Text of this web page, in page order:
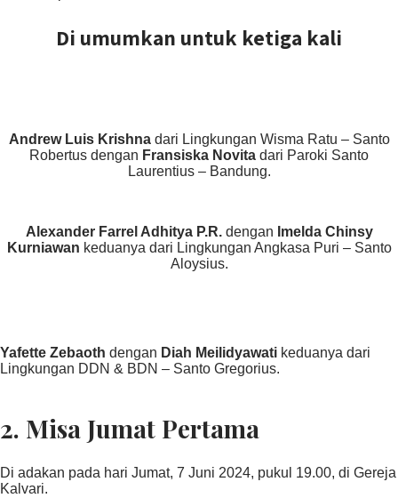
Di umumkan untuk ketiga kali
Andrew Luis Krishnadari Lingkungan Wisma Ratu – Santo
Robertus dengan Fransiska Novita dari Paroki Santo
Laurentius – Bandung.
Alexander Farrel Adhitya P.R.dengan Imelda Chinsy
Kurniawan keduanya dari Lingkungan Angkasa Puri – Santo
Aloysius.
Yafette Zebaoth dengan Diah Meilidyawati keduanya dari
Lingkungan DDN & BDN – Santo Gregorius.
2. Misa Jumat Pertama
Di adakan pada hari Jumat, 7 Juni 2024, pukul 19.00, di Gereja
Kalvari.